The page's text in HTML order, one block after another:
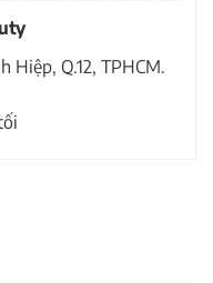
Hiệp, Q.12, TPHCM.